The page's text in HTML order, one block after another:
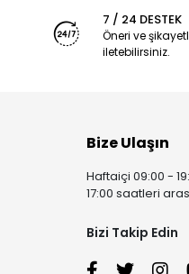
7 / 24 DESTEK
Öneri ve
iletebilirsiniz.
Bize Ulaşın
Haftaiçi 09:00 -
17:00 saatleri
Bizi Takip Edin